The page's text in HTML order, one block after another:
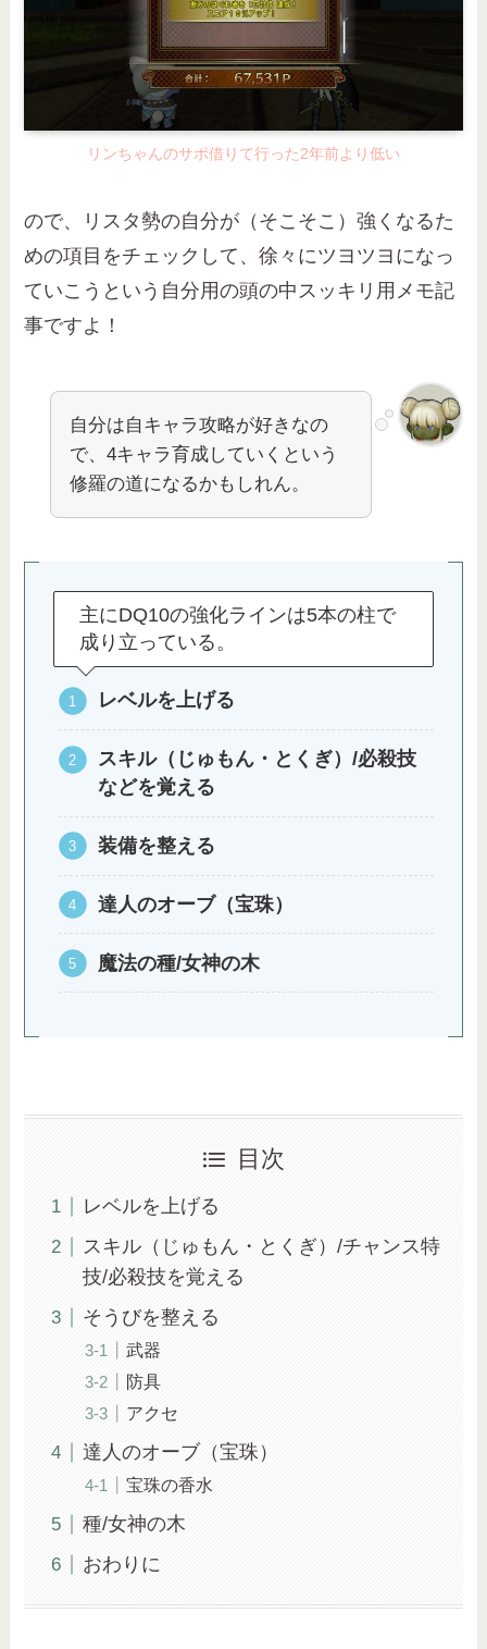
リンちゃんのサポ借りて行った2年前より低い
ので、リスタ勢の自分が（そこそこ）強くなるた
めの項目をチェックして、徐々にツヨツヨになっ
ていこうという自分用の頭の中スッキリ用メモ記
事ですよ！
自分は自キャラ攻略が好きなの
で、4キャラ育成していくという
修羅の道になるかもしれん。
主にDQ10の強化ラインは5本の柱で
成り立っている。
レベルを上げる
スキル（じゅもん・とくぎ）/必殺技
などを覚える
装備を整える
達人のオーブ（宝珠）
魔法の種/女神の木
目次
レベルを上げる
スキル（じゅもん・とくぎ）/チャンス特
技/必殺技を覚える
そうびを整える
武器
防具
アクセ
達人のオーブ（宝珠）
宝珠の香水
種/女神の木
おわりに